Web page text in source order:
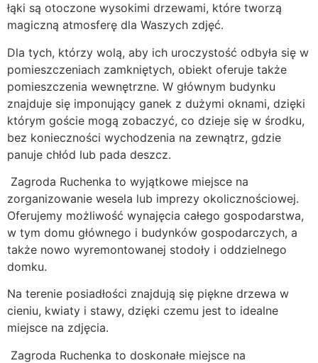
łąki są otoczone wysokimi drzewami, które tworzą
magiczną atmosferę dla Waszych zdjęć.
Dla tych, którzy wolą, aby ich uroczystość odbyła się w
pomieszczeniach zamkniętych, obiekt oferuje także
pomieszczenia wewnętrzne. W głównym budynku
znajduje się imponujący ganek z dużymi oknami, dzięki
którym goście mogą zobaczyć, co dzieje się w środku,
bez konieczności wychodzenia na zewnątrz, gdzie
panuje chłód lub pada deszcz.
Zagroda Ruchenka to wyjątkowe miejsce na
zorganizowanie wesela lub imprezy okolicznościowej.
Oferujemy możliwość wynajęcia całego gospodarstwa,
w tym domu głównego i budynków gospodarczych, a
także nowo wyremontowanej stodoły i oddzielnego
domku.
Na terenie posiadłości znajdują się piękne drzewa w
cieniu, kwiaty i stawy, dzięki czemu jest to idealne
miejsce na zdjęcia.
Zagroda Ruchenka to doskonałe miejsce na